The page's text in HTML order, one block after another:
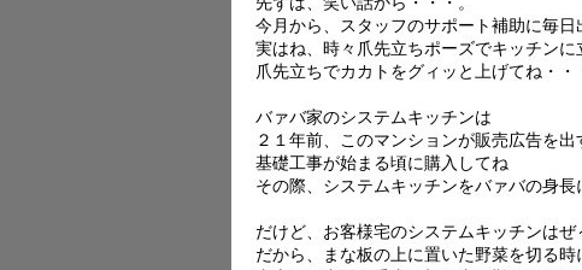
今月から、スタッフのサポート補助に毎
実はね、時々爪先立ちポーズでキッチンに
爪先立ちでカカトをグィッと上げてね・・
バァバ家のシステムキッチンは
２１年前、このマンションが販売広告を出
基礎工事が始まる頃に購入してね
その際、システムキッチンをバァバの身長
だけど、お客様宅のシステムキッチンはぜ
だから、まな板の上に置いた野菜を切る時